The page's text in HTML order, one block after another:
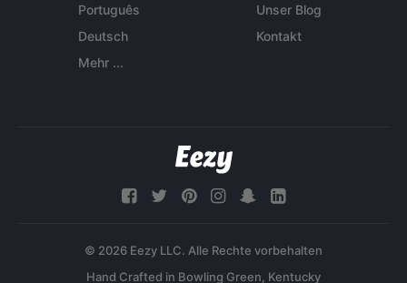
Português
Deutsch
Mehr ...
Unser Blog
Kontakt
© 2026 Eezy LLC. Alle Rechte vorbehalten